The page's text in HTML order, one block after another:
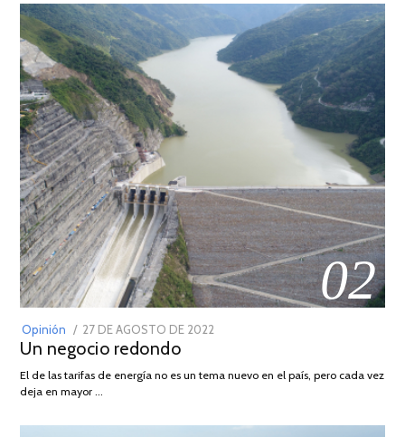
02
Opinión
POSTED
ON
27 DE AGOSTO DE 2022
DE
Un negocio redondo
El de las tarifas de energía no es un tema nuevo en el país, pero cada vez
deja en mayor …